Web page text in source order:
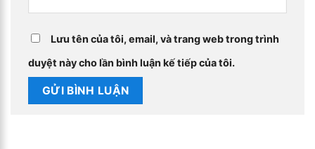
Lưu tên của tôi, email, và trang web trong trình
duyệt này cho lần bình luận kế tiếp của tôi.